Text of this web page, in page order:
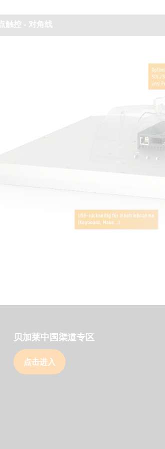
触控 - 对角线
贝加莱中国渠道专区
点击进入